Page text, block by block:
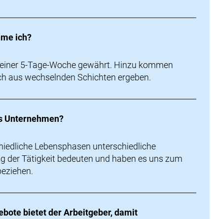
ich?
5-Tage-Woche gewährt. Hinzu kommen
aus wechselnden Schichten ergeben.
Unternehmen?
Lebensphasen unterschiedliche
der Tätigkeit bedeuten und haben es uns zum
bietet der Arbeitgeber, damit